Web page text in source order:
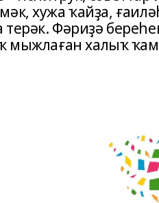
хужа ҡайҙа,
терәк. Фәриҙә
халыҡ